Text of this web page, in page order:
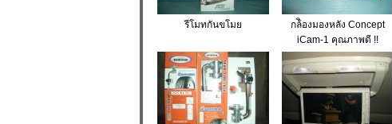
รีโมทกันขโมย
กล้ิองมองหลัง Concept
iCam-1 คุณภาพดี !!